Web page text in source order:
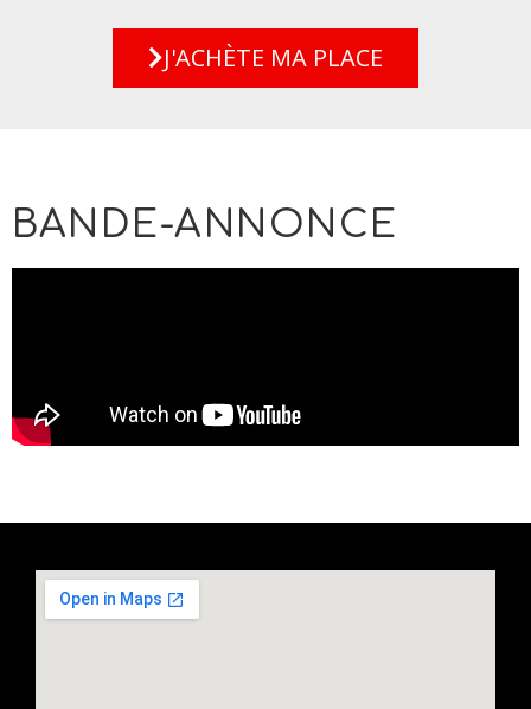
J'ACHÈTE MA PLACE
BANDE-ANNONCE